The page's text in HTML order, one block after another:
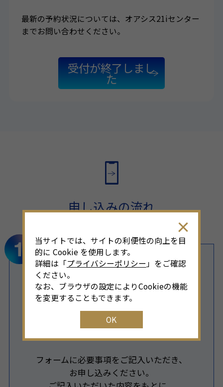
最新の予約状況については、オアシス21iセンター
までお問い合わせください。
受付が終了しまし
た
申し込みの流れ
申し込みフォーム
で申し込み
フォームに必要事項をご記入いただき、
お申し込みください。
当サイトでは、サイトの利便性の向上を目
的に Cookie を使用します。
詳細は「プライバシーポリシー 」をご確認
ください。
なお、ブラウザの設定によりCookieの機能
を変更することもできます。
OK